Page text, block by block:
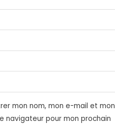
mon nom, mon e-mail et mon
navigateur pour mon prochain